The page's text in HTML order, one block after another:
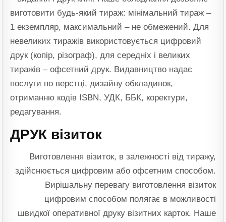
виготовити будь-який тираж: мінімальний тираж –
1 екземпляр, максимальний – не обмежений. Для
невеликих тиражів використовується цифровий
друк (копір, різограф), для середніх і великих
тиражів – офсетний друк. Видавництво надає
послуги по верстці, дизайну обкладинок,
отриманню кодів ISBN, УДК, ББК, коректури,
редагування.
ДРУК візиток
Виготовлення візиток, в залежності від тиражу,
здійснюється цифровим або офсетним способом.
Вирішальну перевагу виготовлення візиток
цифровим способом полягає в можливості
швидкої оперативної друку візитних карток. Наше